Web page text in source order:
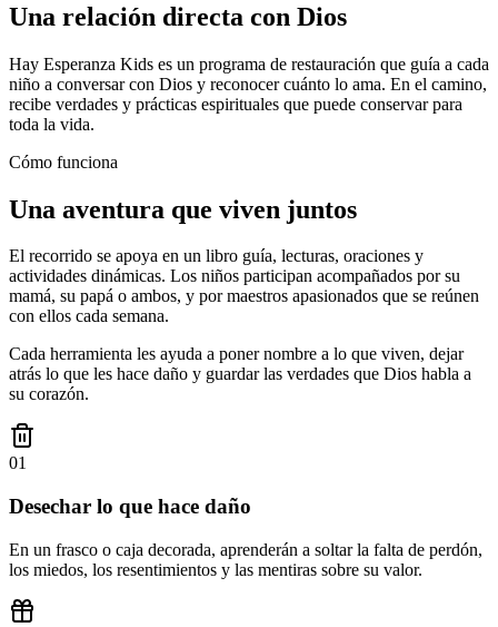
Una relación directa con Dios
Hay Esperanza Kids es un programa de restauración que guía a cada
niño a conversar con Dios y reconocer cuánto lo ama. En el camino,
recibe verdades y prácticas espirituales que puede conservar para
toda la vida.
Cómo funciona
Una aventura que viven juntos
El recorrido se apoya en un libro guía, lecturas, oraciones y
actividades dinámicas. Los niños participan acompañados por su
mamá, su papá o ambos, y por maestros apasionados que se reúnen
con ellos cada semana.
Cada herramienta les ayuda a poner nombre a lo que viven, dejar
atrás lo que les hace daño y guardar las verdades que Dios habla a
su corazón.
01
Desechar lo que hace daño
En un frasco o caja decorada, aprenderán a soltar la falta de perdón,
los miedos, los resentimientos y las mentiras sobre su valor.